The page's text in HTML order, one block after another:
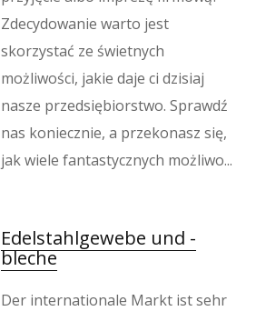
Zdecydowanie warto jest
skorzystać ze świetnych
możliwości, jakie daje ci dzisiaj
nasze przedsiębiorstwo. Sprawdź
nas koniecznie, a przekonasz się,
jak wiele fantastycznych możliwo...
Edelstahlgewebe und -
bleche
Der internationale Markt ist sehr